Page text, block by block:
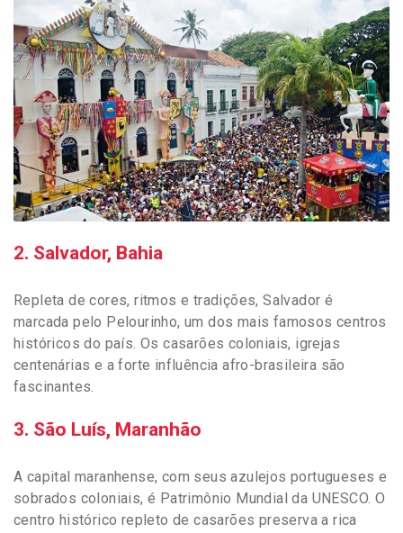
2. Salvador, Bahia
Repleta de cores, ritmos e tradições, Salvador é
marcada pelo Pelourinho, um dos mais famosos centros
históricos do país. Os casarões coloniais, igrejas
centenárias e a forte influência afro-brasileira são
fascinantes.
3. São Luís, Maranhão
A capital maranhense, com seus azulejos portugueses e
sobrados coloniais, é Patrimônio Mundial da UNESCO. O
centro histórico repleto de casarões preserva a rica